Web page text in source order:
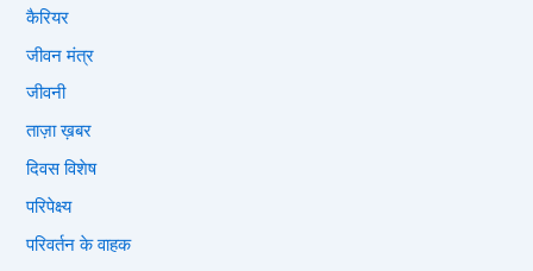
कैरियर
जीवन मंत्र
जीवनी
ताज़ा ख़बर
दिवस विशेष
परिपेक्ष्य
परिवर्तन के वाहक